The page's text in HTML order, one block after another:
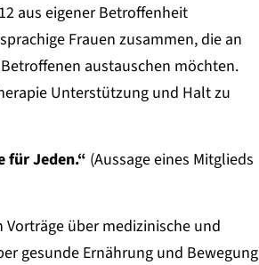
aus eigener Betroffenheit
Frauen zusammen, die an
austauschen möchten.
Unterstützung und Halt zu
für Jeden.“ (Aussage eines Mitglieds
über medizinische und
gesunde Ernährung und Bewegung